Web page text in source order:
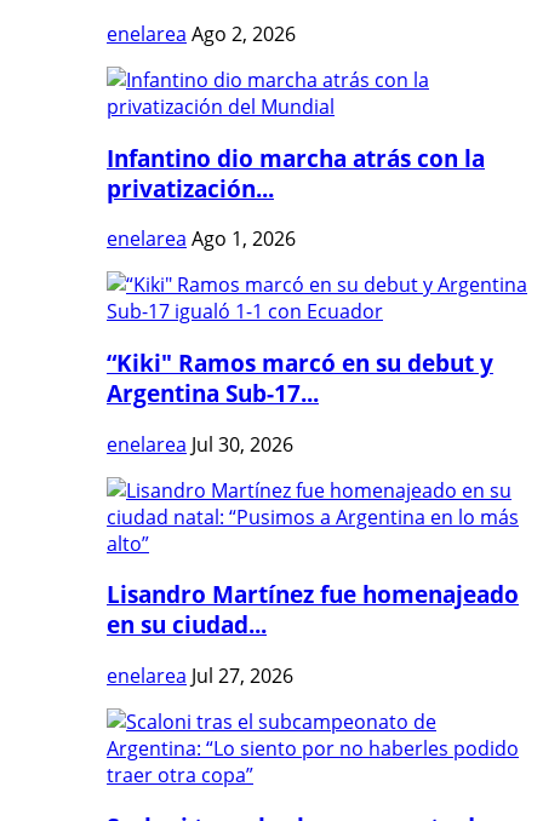
enelarea Ago 2, 2026
Infantino dio marcha atrás con la
privatización...
enelarea Ago 1, 2026
“Kiki" Ramos marcó en su debut y
Argentina Sub-17...
enelarea Jul 30, 2026
Lisandro Martínez fue homenajeado
en su ciudad...
enelarea Jul 27, 2026